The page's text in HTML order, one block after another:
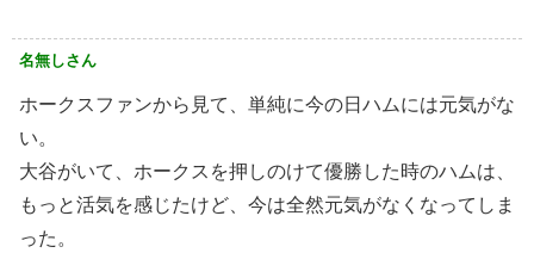
名無しさん
ホークスファンから見て、単純に今の日ハムには元気がな
い。
大谷がいて、ホークスを押しのけて優勝した時のハムは、
もっと活気を感じたけど、今は全然元気がなくなってしま
った。